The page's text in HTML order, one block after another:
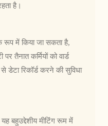
है।
रूप में किया जा सकता है,
तैनात कर्मियों को वार्ड
डेटा रिकॉर्ड करने की सुविधा
बहुउद्देशीय मीटिंग रूम में